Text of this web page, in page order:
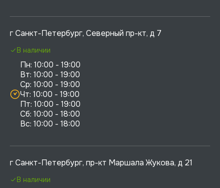
г Санкт-Петербург, Северный пр-кт, д 7
Пн: 10:00 - 19:00
Вт: 10:00 - 19:00
Ср: 10:00 - 19:00
Чт: 10:00 - 19:00
Пт: 10:00 - 19:00
Сб: 10:00 - 18:00
В наличии
г Санкт-Петербург, пр-кт Маршала Жукова, д 21
В наличии